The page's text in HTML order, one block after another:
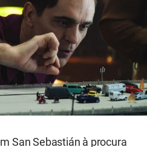
San Sebastián à procura